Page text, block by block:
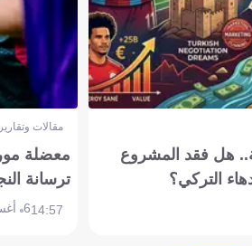
هل فقد المشروع
التركي؟
مقالات
معضلة
ترسانة
14:576 أغسطس 2026